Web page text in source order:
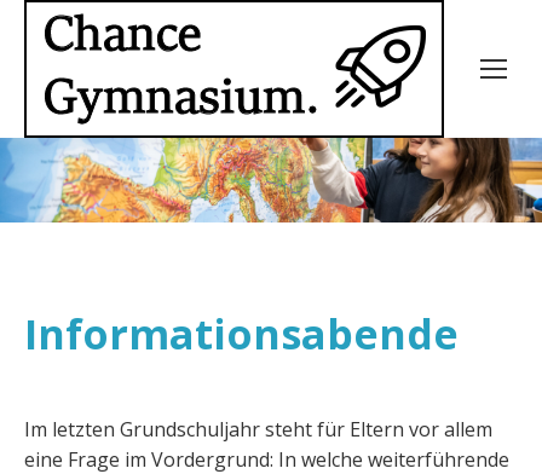
Informationsabende
Im letzten Grundschuljahr steht für Eltern vor allem
eine Frage im Vordergrund: In welche weiterführende